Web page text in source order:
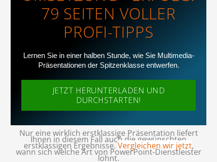
79 SEITEN VOLLER
PROFI-TIPPS
Lernen Sie in einer halben Stunde, wie Sie Multimedia-
Präsentationen der Spitzenklasse entwerfen.
JETZT HERUNTERLADEN UND
DURCHSTARTEN!
Nur eine wirklich erstklassige Präsentation liefert
Ihnen in diesem Fall auch die gewünschten
erstklassigen Ergebnisse.Vergleichen wir jetzt,
wann sich welche Art von PowerPoint-Dienstleister
lohnt.